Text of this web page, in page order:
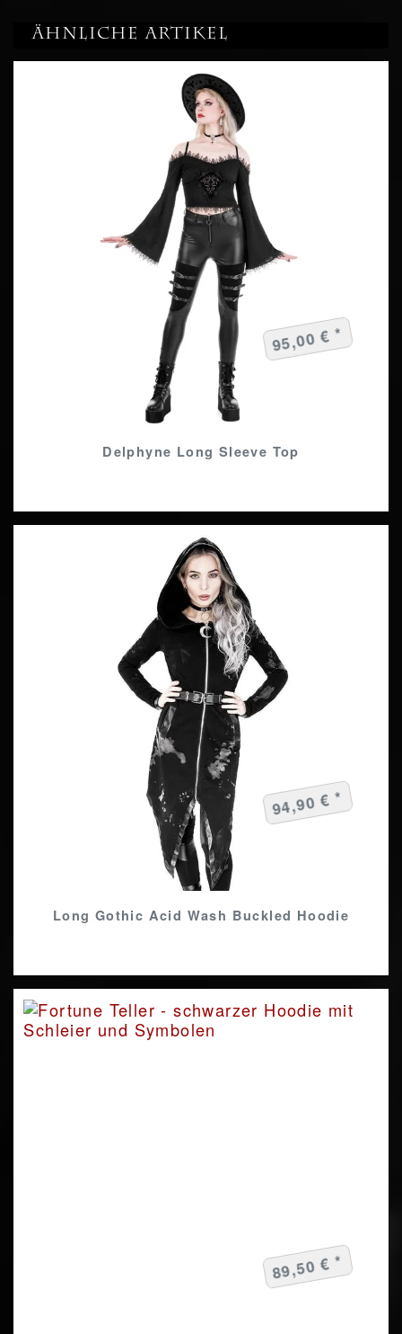
Ähnliche Artikel
Delphyne Long Sleeve Top
95,00 € *
Long Gothic Acid Wash Buckled Hoodie
94,90 € *
89,50 € *